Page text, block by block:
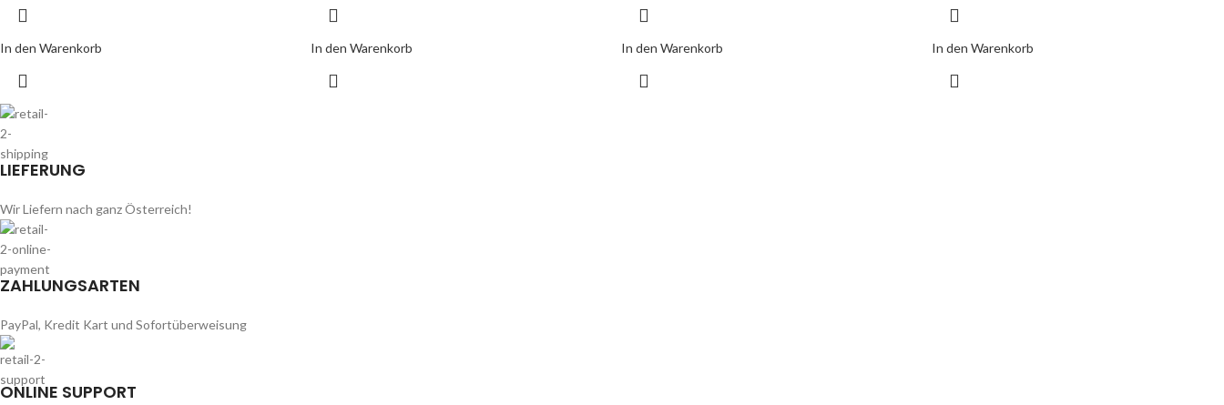
In den Warenkorb In den Warenkorb In den Warenkorb In den Warenkorb
LIEFERUNG
Wir Liefern nach ganz Österreich!
ZAHLUNGSARTEN
PayPal, Kredit Kart und Sofortüberweisung
ONLINE SUPPORT